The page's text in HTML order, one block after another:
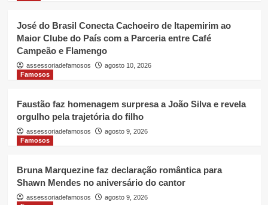
José do Brasil Conecta Cachoeiro de Itapemirim ao
Maior Clube do País com a Parceria entre Café
Campeão e Flamengo
assessoriadefamosos
agosto 10, 2026
Famosos
Faustão faz homenagem surpresa a João Silva e revela
orgulho pela trajetória do filho
assessoriadefamosos
agosto 9, 2026
Famosos
Bruna Marquezine faz declaração romântica para
Shawn Mendes no aniversário do cantor
assessoriadefamosos
agosto 9, 2026